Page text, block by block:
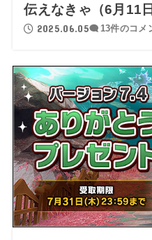
伝えなきゃ（6月11
2025.06.05 13件のコメ